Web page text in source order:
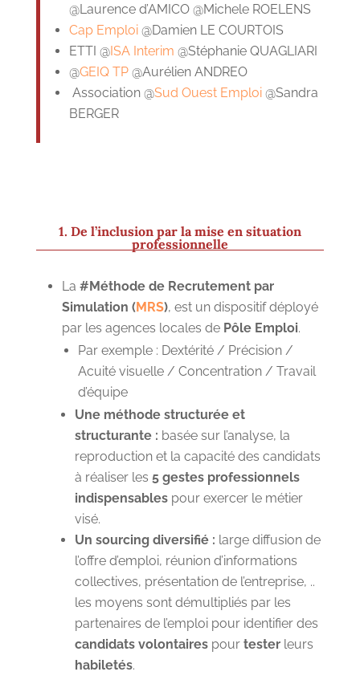
@Laurence d’AMICO @Michele ROELENS
Cap Emploi@Damien LE COURTOIS
ETTI @ISA Interim @Stéphanie QUAGLIARI
@GEIQ TP@Aurélien ANDREO
Association @Sud Ouest Emploi@Sandra
BERGER
1. De l’inclusion par la mise en situation
professionnelle
La #Méthode de Recrutement par
Simulation (MRS), est un dispositif déployé
par les agences locales de Pôle Emploi.
Par exemple : Dextérité / Précision /
Acuité visuelle / Concentration / Travail
d’équipe
Une méthode structurée et
structurante : basée sur l’analyse, la
reproduction et la capacité des candidats
à réaliser les 5 gestes professionnels
indispensablespour exercer le métier
visé.
Un sourcing diversifié : large diffusion de
l’offre d’emploi, réunion d’informations
collectives, présentation de l’entreprise, ..
les moyens sont démultipliés par les
partenaires de l’emploi pour identifier des
candidats volontairespour testerleurs
habiletés.